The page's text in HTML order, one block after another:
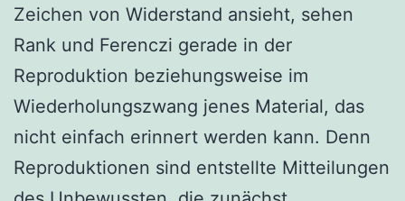
Zeichen von Widerstand ansieht, sehen
Rank und Ferenczi gerade in der
Reproduktion beziehungsweise im
Wiederholungszwang jenes Material, das
nicht einfach erinnert werden kann. Denn
Reproduktionen sind entstellte Mitteilungen